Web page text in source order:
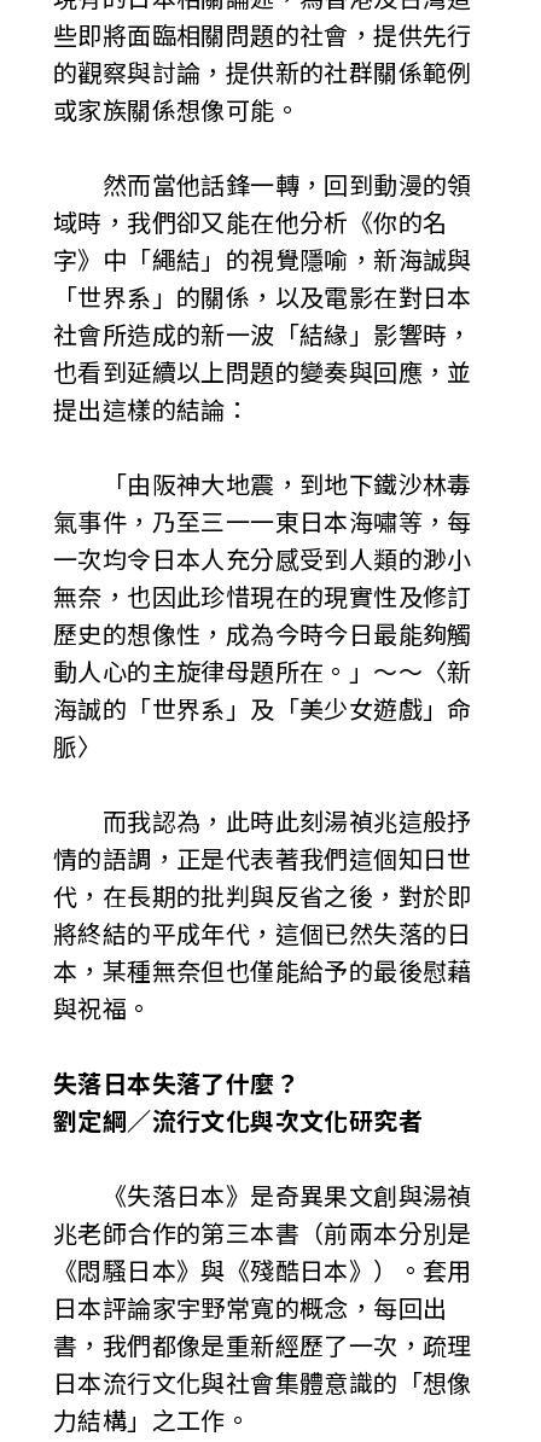
些即將面臨相關問題的社會，提供先行
的觀察與討論，提供新的社群關係範例
或家族關係想像可能。
然而當他話鋒一轉，回到動漫的領
域時，我們卻又能在他分析《你的名
字》中「繩結」的視覺隱喻，新海誠與
「世界系」的關係，以及電影在對日本
社會所造成的新一波「結緣」影響時，
也看到延續以上問題的變奏與回應，並
提出這樣的結論：
「由阪神大地震，到地下鐵沙林毒
氣事件，乃至三一一東日本海嘯等，每
一次均令日本人充分感受到人類的渺小
無奈，也因此珍惜現在的現實性及修訂
歷史的想像性，成為今時今日最能夠觸
動人心的主旋律母題所在。」～～〈新
海誠的「世界系」及「美少女遊戲」命
脈〉
而我認為，此時此刻湯禎兆這般抒
情的語調，正是代表著我們這個知日世
代，在長期的批判與反省之後，對於即
將終結的平成年代，這個已然失落的日
本，某種無奈但也僅能給予的最後慰藉
與祝福。
失落日本失落了什麼？
劉定綱／流行文化與次文化研究者
《失落日本》是奇異果文創與湯禎
兆老師合作的第三本書（前兩本分別是
《悶騷日本》與《殘酷日本》）。套用
日本評論家宇野常寬的概念，每回出
書，我們都像是重新經歷了一次，疏理
日本流行文化與社會集體意識的「想像
力結構」之工作。